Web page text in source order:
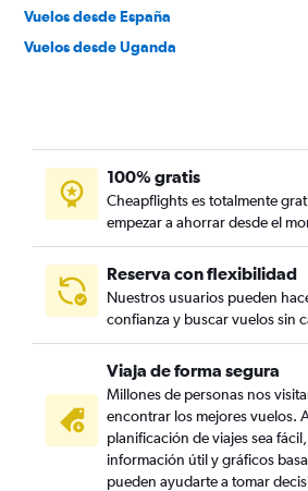
Vuelos desde España
Vuelos desde Uganda
100% gratis
Cheapflights es totalmente
empezar a ahorrar desde el
Reserva con flexibilidad
Nuestros usuarios pueden
confianza y buscar vuelos sin
Viaja de forma segura
Millones de personas nos
encontrar los mejores vuelos.
planificación de viajes sea
información útil y gráficos
pueden ayudarte a tomar